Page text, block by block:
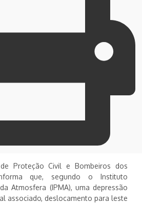
Proteção Civil e Bombeiros dos
que, segundo o Instituto
Atmosfera (IPMA), uma depressão
associado, deslocamento para leste